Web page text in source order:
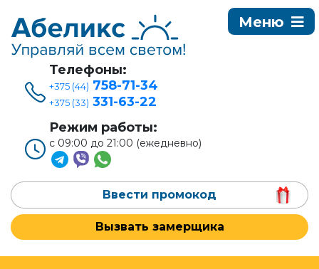
Телефоны:
+375 (44) 758-71-34
+375 (33) 331-63-22
Режим работы:
с 09:00 до 21:00 (ежедневно)
Ввести промокод
Вызвать замерщика